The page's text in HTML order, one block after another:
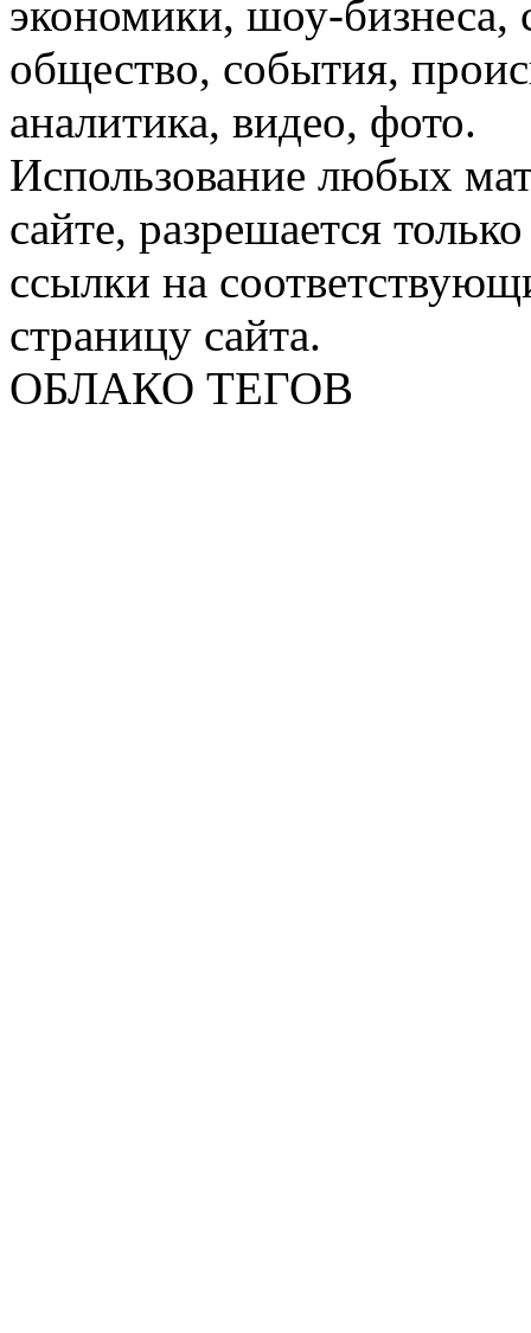
экономики, шоу-бизнеса,
общество, события,
аналитика, видео, фото.
Использование любых
сайте, разрешается
ссылки на
страницу сайта.
ОБЛАКО ТЕГОВ